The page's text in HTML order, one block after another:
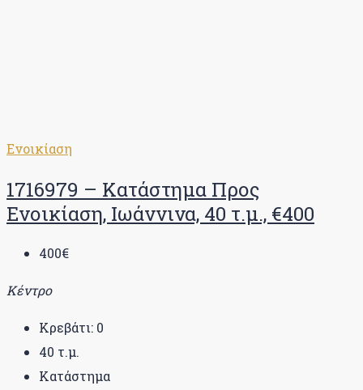
Ενοικίαση
1716979 – Κατάστημα Προς
Ενοικίαση, Ιωάννινα, 40 τ.μ., €400
400€
Κέντρο
Κρεβάτι: 0
40 τ.μ.
Κατάστημα